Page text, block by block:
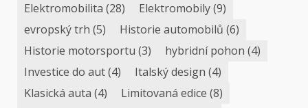
Elektromobilita (28) Elektromobily(9)
evropský trh (5) Historie automobilů (6)
Historie motorsportu (3) hybridní pohon (4)
Investice do aut(4) Italský design (4)
Klasická auta (4) Limitovaná edice (8)